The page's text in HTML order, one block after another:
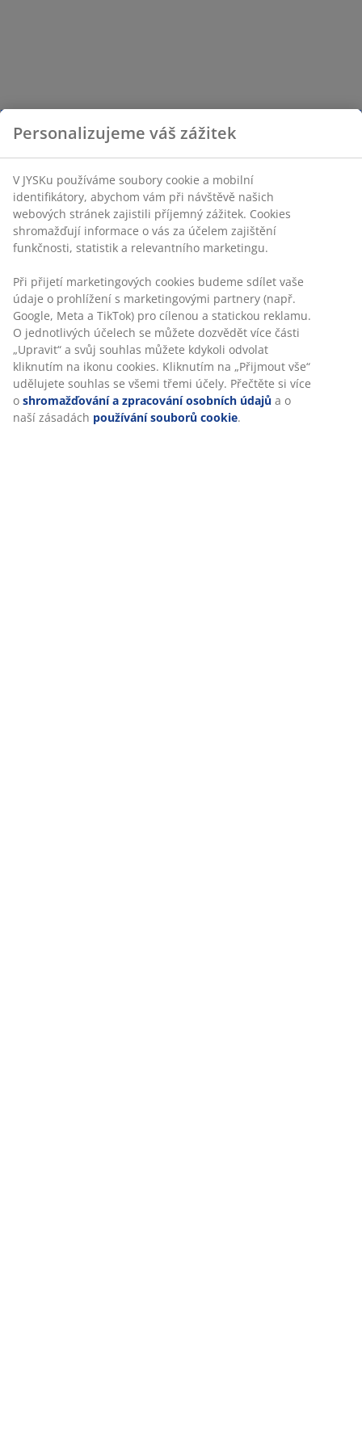
Personalizujeme váš zážitek
V JYSKu používáme soubory cookie a mobilní
identifikátory, abychom vám při návštěvě našich
webových stránek zajistili příjemný zážitek. Cookies
shromažďují informace o vás za účelem zajištění
funkčnosti, statistik a relevantního marketingu.
Při přijetí marketingových cookies budeme sdílet vaše
údaje o prohlížení s marketingovými partnery (např.
Google, Meta a TikTok) pro cílenou a statickou reklamu.
O jednotlivých účelech se můžete dozvědět více části
„Upravit“ a svůj souhlas můžete kdykoli odvolat
kliknutím na ikonu cookies. Kliknutím na „Přijmout vše“
udělujete souhlas se všemi třemi účely. Přečtěte si více
o shromažďování a zpracování osobních údajů a o
naší zásadách používání souborů cookie.